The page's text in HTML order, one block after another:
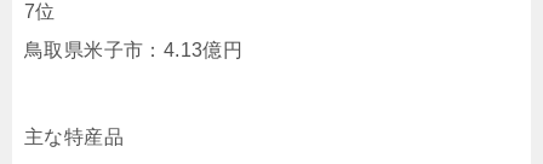
7位
鳥取県米子市：4.13億円
主な特産品